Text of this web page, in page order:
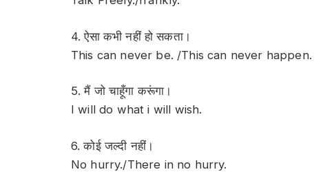
4. ऐसा कभी नहीं हो सकता।
This can never be. /This can never happen.
5. मैं जो चाहूँगा करूंगा।
I will do what i will wish.
6. कोई जल्दी नहीं।
No hurry./There in no hurry.